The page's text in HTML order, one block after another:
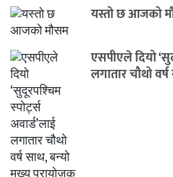
यस्तो छ आजको
एसपीएले दियो
लगातार चौथो